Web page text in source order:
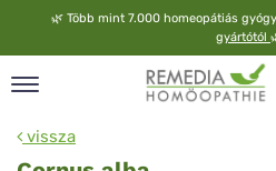
🌿 Több mint 7.000 homeopátiás
gyártótól
vissza